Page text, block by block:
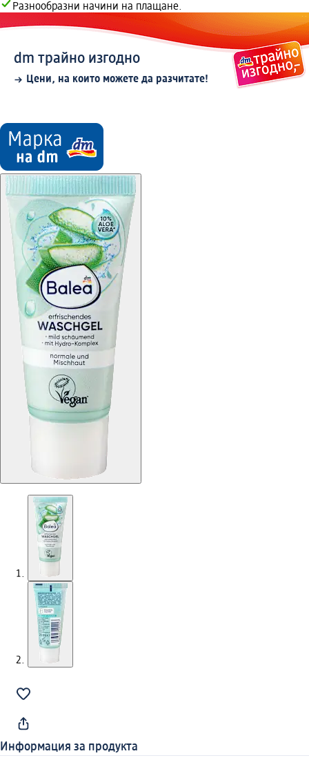
Разнообразни начини на плащане.
dm трайно изгодно
Цени, на които можете да разчитате!
Информация за продукта